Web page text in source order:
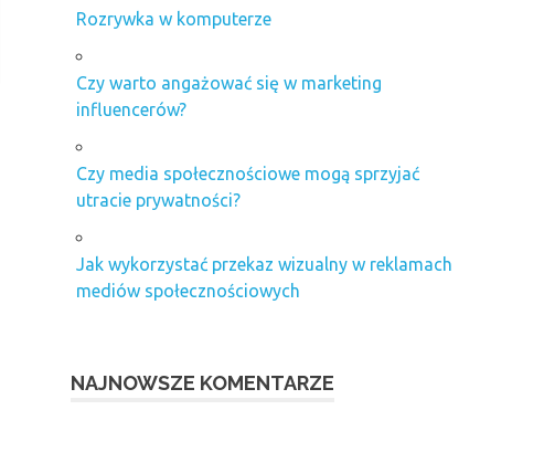
Rozrywka w komputerze
Czy warto angażować się w marketing
influencerów?
Czy media społecznościowe mogą sprzyjać
utracie prywatności?
Jak wykorzystać przekaz wizualny w reklamach
mediów społecznościowych
NAJNOWSZE KOMENTARZE